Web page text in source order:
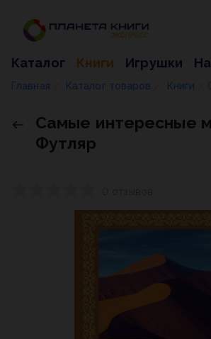
Каталог Книги Игрушки
Главная Каталог товаров Книги
Самые интересные
Футляр